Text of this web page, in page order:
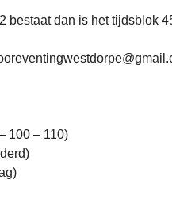
bestaat dan is het tijdsblok
100 – 110)